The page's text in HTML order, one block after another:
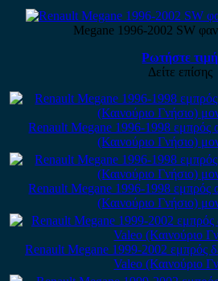
Megane 1996-2002 SW
Ρωτήστε τιμή
Δείτε επίσης
Renault Megane 1996-1998 εμπρός
(Καινούριο Γνήσιο)
Renault Megane 1996-1998 εμπρός
(Καινούριο Γνήσιο)
Renault Megane 1999-2002 εμπρός
Valeo (Καινούριο